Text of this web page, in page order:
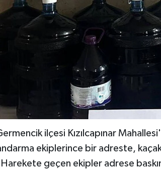
ilçesi Kızılcapınar
ekiplerince bir adreste, kaçak
geçen ekipler adrese